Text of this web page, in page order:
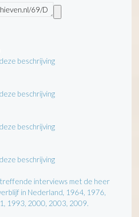
beschrijving
beschrijving
beschrijving
beschrijving
interviews met de heer
in Nederland, 1964, 1976,
1993, 2000, 2003, 2009.